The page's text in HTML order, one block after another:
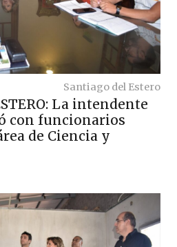
Santiago del Estero
La intendente
con funcionarios
de Ciencia y